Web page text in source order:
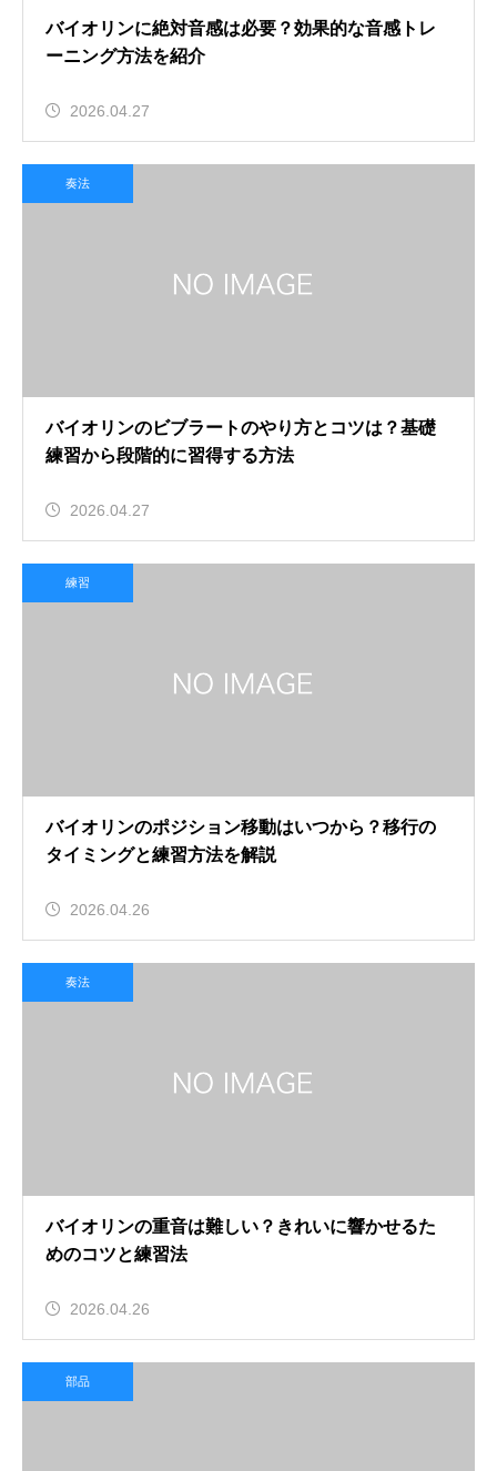
バイオリンに絶対音感は必要？効果的な音感トレ
ーニング方法を紹介
2026.04.27
奏法
バイオリンのビブラートのやり方とコツは？基礎
練習から段階的に習得する方法
2026.04.27
練習
バイオリンのポジション移動はいつから？移行の
タイミングと練習方法を解説
2026.04.26
奏法
バイオリンの重音は難しい？きれいに響かせるた
めのコツと練習法
2026.04.26
部品